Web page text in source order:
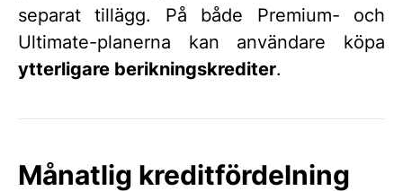
separat tillägg. På både Premium- och
Ultimate-planerna kan användare köpa
ytterligare berikningskrediter.
Månatlig kreditfördelning